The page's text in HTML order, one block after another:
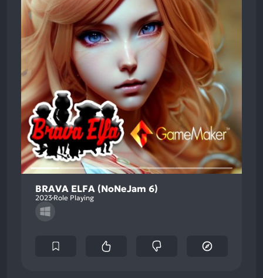
BRAVA ELFA (NoNeJam 6)
2023 Role Playing